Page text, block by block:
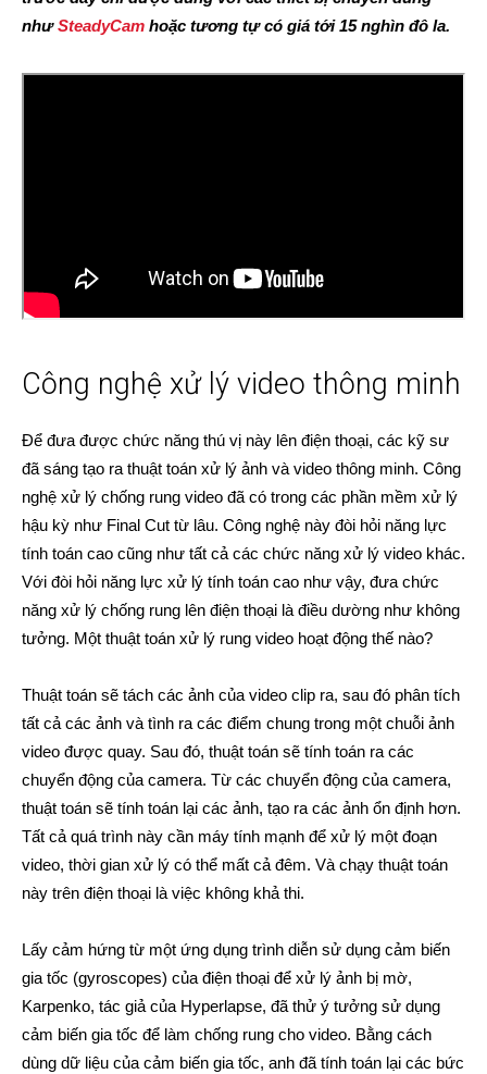
nhưSteadyCam hoặc tương tự có giá tới 15 nghìn đô la.
Công nghệ xử lý video thông minh
Để đưa được chức năng thú vị này lên điện thoại, các kỹ sư
đã sáng tạo ra thuật toán xử lý ảnh và video thông minh. Công
nghệ xử lý chống rung video đã có trong các phần mềm xử lý
hậu kỳ như Final Cut từ lâu. Công nghệ này đòi hỏi năng lực
tính toán cao cũng như tất cả các chức năng xử lý video khác.
Với đòi hỏi năng lực xử lý tính toán cao như vậy, đưa chức
năng xử lý chống rung lên điện thoại là điều dường như không
tưởng. Một thuật toán xử lý rung video hoạt động thế nào?
Thuật toán sẽ tách các ảnh của video clip ra, sau đó phân tích
tất cả các ảnh và tình ra các điểm chung trong một chuỗi ảnh
video được quay. Sau đó, thuật toán sẽ tính toán ra các
chuyển động của camera. Từ các chuyển động của camera,
thuật toán sẽ tính toán lại các ảnh, tạo ra các ảnh ổn định hơn.
Tất cả quá trình này cần máy tính mạnh để xử lý một đoạn
video, thời gian xử lý có thể mất cả đêm. Và chạy thuật toán
này trên điện thoại là việc không khả thi.
Lấy cảm hứng từ một ứng dụng trình diễn sử dụng cảm biến
gia tốc (gyroscopes) của điện thoại để xử lý ảnh bị mờ,
Karpenko, tác giả của Hyperlapse, đã thử ý tưởng sử dụng
cảm biến gia tốc để làm chống rung cho video. Bằng cách
dùng dữ liệu của cảm biến gia tốc, anh đã tính toán lại các bức